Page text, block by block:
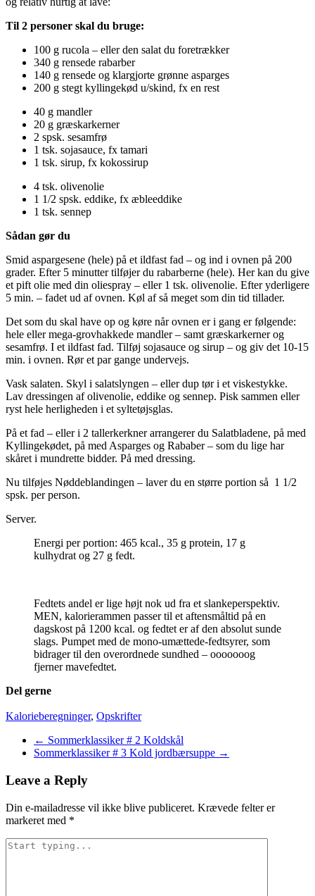
Til 2 personer skal du bruge:
100 g rucola – eller den salat du foretrækker
340 g rensede rabarber
140 g rensede og klargjorte grønne asparges
200 g stegt kyllingekød u/skind, fx en rest
40 g mandler
20 g græskarkerner
2 spsk. sesamfrø
1 tsk. sojasauce, fx tamari
1 tsk. sirup, fx kokossirup
4 tsk. olivenolie
1 1/2 spsk. eddike, fx æbleeddike
1 tsk. sennep
Sådan gør du
Smid aspargesene (hele) på et ildfast fad – og ind i ovnen på 200
grader. Efter 5 minutter tilføjer du rabarberne (hele). Her kan du give
et pift olie med din oliespray – eller 1 tsk. olivenolie. Efter yderligere
5 min. – fadet ud af ovnen. Køl af så meget som din tid tillader.
Det som du skal have op og køre når ovnen er i gang er følgende:
hele eller mega-grovhakkede mandler – samt græskarkerner og
sesamfrø. I et ildfast fad. Tilføj sojasauce og sirup – og giv det 10-15
min. i ovnen. Rør et par gange undervejs.
Vask salaten. Skyl i salatslyngen – eller dup tør i et viskestykke.
Lav dressingen af olivenolie, eddike og sennep. Pisk sammen eller
ryst hele herligheden i et syltetøjsglas.
På et fad – eller i 2 tallerkerkner arrangerer du Salatbladene, på med
Kyllingekødet, på med Asparges og Rababer – som du lige har
skåret i mundrette bidder. På med dressing.
Nu tilføjes Nøddeblandingen – laver du en større portion så 1 1/2
spsk. per person.
Server.
Energi per portion: 465 kcal., 35 g protein, 17 g
kulhydrat og 27 g fedt.
Fedtets andel er lige højt nok ud fra et slankeperspektiv.
MEN, kalorierammen passer til et aftensmåltid på en
dagskost på 1200 kcal. og fedtet er af den absolut sunde
slags. Pumpet med de mono-umættede-fedtsyrer, som
bidrager til den overordnede sundhed – ooooooog
fjerner mavefedtet.
Del gerne
Kalorieberegninger, Opskrifter
Post
navigation
← Sommerklassiker # 2 Koldskål
Sommerklassiker # 3 Kold jordbærsuppe →
Leave a Reply
Din e-mailadresse vil ikke blive publiceret. Krævede felter er
markeret med *